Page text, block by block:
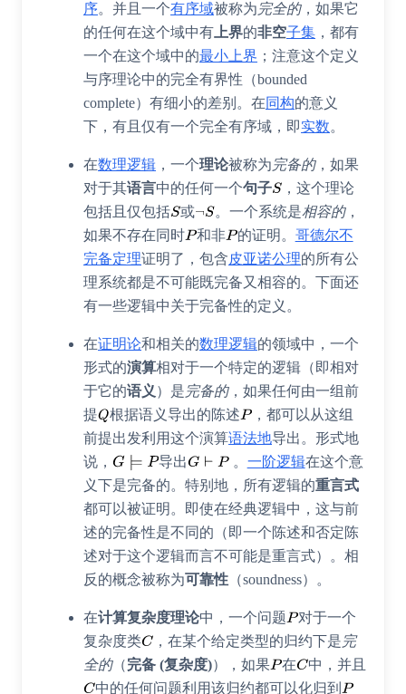
序。并且一个有序域被称为完全的，如果它
的任何在这个域中有 上界的非空子集 ，都有
一个在这个域中的最小上界 ；注意这个定义
与序理论中的完全有界性 （bounded
complete）有细小的差别。在同构的意义
下，有且仅有一个完全有序域，即实数。
在数理逻辑 ，一个理论被称为完备的，如果
对于其语言中的任何一个句子
，这个理论
包括且仅包括
或 。一个系统是相容的，
如果不存在同时
和非 的证明。 哥德尔不
完备定理证明了，包含皮亚诺公理的所有公
理系统都是不可能既完备又相容的。下面还
有一些逻辑中关于完备性的定义。
在证明论和相关的数理逻辑的领域中，一个
形式的演算相对于一个特定的逻辑（即相对
于它的语义 ）是完备的，如果任何由一组前
提
根据语义导出的陈述
，都可以从这组
前提出发利用这个演算语法地导出。形式地
说，
导出 。 一阶逻辑在这个意
义下是完备的。特别地，所有逻辑的重言式
都可以被证明。即使在经典逻辑中，这与前
述的完备性是不同的（即一个陈述和否定陈
述对于这个逻辑而言不可能是重言式）。相
反的概念被称为可靠性 （soundness）。
在计算复杂度理论中，一个问题
对于一个
复杂度类
，在某个给定类型的归约下是完
全的（完备 (复杂度)），如果 在
中，并且
中的任何问题利用该归约都可以化归到